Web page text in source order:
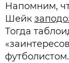
Напомним,
Шейк
Тогда